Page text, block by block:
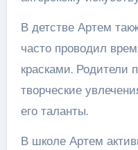
В детстве Артем
часто проводил
красками. Родители
творческие
его таланты.
В школе Артем